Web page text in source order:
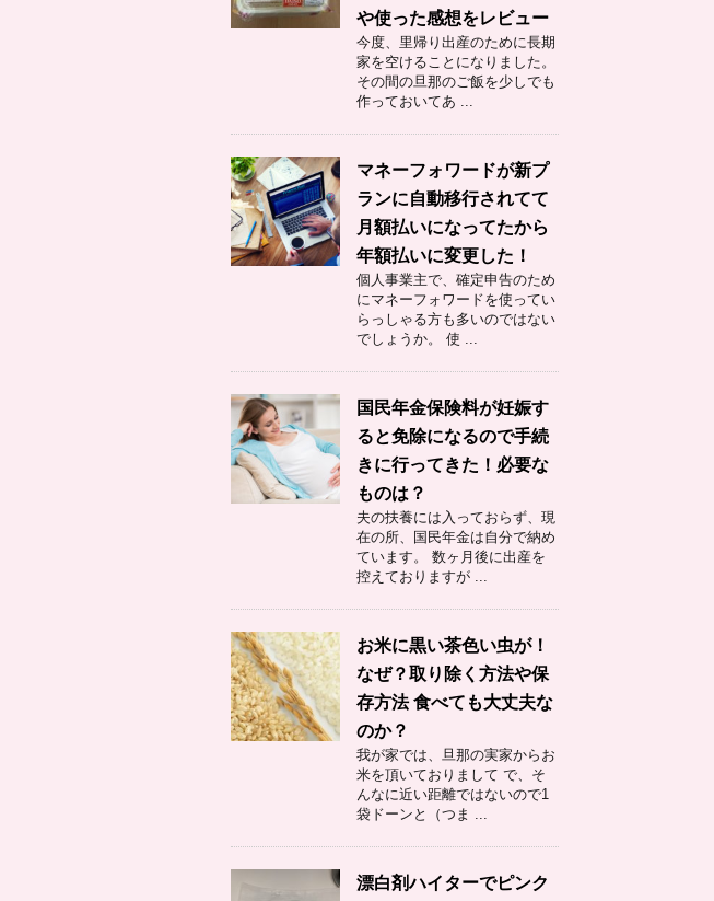
や使った感想をレビュー
今度、里帰り出産のために長期
家を空けることになりました。
その間の旦那のご飯を少しでも
作っておいてあ ...
マネーフォワードが新プ
ランに自動移行されてて
月額払いになってたから
年額払いに変更した！
個人事業主で、確定申告のため
にマネーフォワードを使ってい
らっしゃる方も多いのではない
でしょうか。 使 ...
国民年金保険料が妊娠す
ると免除になるので手続
きに行ってきた！必要な
ものは？
夫の扶養には入っておらず、現
在の所、国民年金は自分で納め
ています。 数ヶ月後に出産を
控えておりますが ...
お米に黒い茶色い虫が！
なぜ？取り除く方法や保
存方法 食べても大丈夫な
のか？
我が家では、旦那の実家からお
米を頂いておりまして で、そ
んなに近い距離ではないので1
袋ドーンと（つま ...
漂白剤ハイターでピンク